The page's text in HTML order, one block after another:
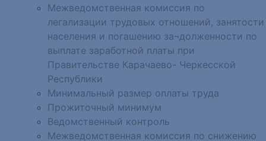
Межведомственная комиссия по
легализации трудовых отношений, занятости
населения и погашению за¬долженности по
выплате заработной платы при
Правительстве Карачаево- Черкесской
Республики
Минимальный размер оплаты труда
Прожиточный минимум
Ведомственный контроль
Межведомственная комиссия по снижению